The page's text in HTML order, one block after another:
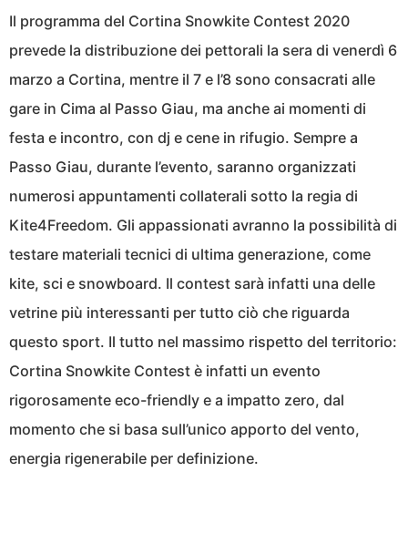
Il programma del Cortina Snowkite Contest 2020
prevede la distribuzione dei pettorali la sera di venerdì 6
marzo a Cortina, mentre il 7 e l’8 sono consacrati alle
gare in Cima al Passo Giau, ma anche ai momenti di
festa e incontro, con dj e cene in rifugio. Sempre a
Passo Giau, durante l’evento, saranno organizzati
numerosi appuntamenti collaterali sotto la regia di
Kite4Freedom. Gli appassionati avranno la possibilità di
testare materiali tecnici di ultima generazione, come
kite, sci e snowboard. Il contest sarà infatti una delle
vetrine più interessanti per tutto ciò che riguarda
questo sport. Il tutto nel massimo rispetto del territorio:
Cortina Snowkite Contest è infatti un evento
rigorosamente eco-friendly e a impatto zero, dal
momento che si basa sull’unico apporto del vento,
energia rigenerabile per definizione.